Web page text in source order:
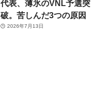
代表、薄氷のVNL予選突
破。苦しんだ3つの原因
2026年7月13日